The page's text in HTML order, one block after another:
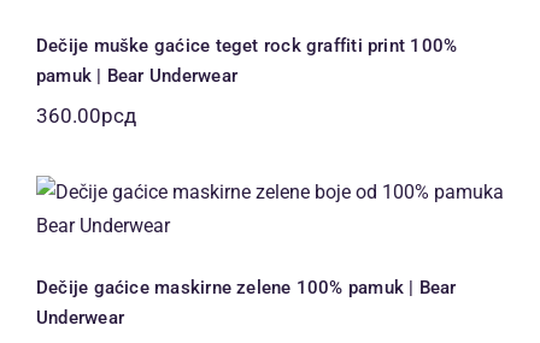
Dečije muške gaćice teget rock graffiti print 100%
pamuk | Bear Underwear
360.00рсд
Dečije gaćice maskirne zelene 100%
pamuk | Bear Underwear
Dečije gaćice maskirne zelene 100% pamuk | Bear
Underwear